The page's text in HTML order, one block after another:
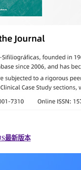
最新版本